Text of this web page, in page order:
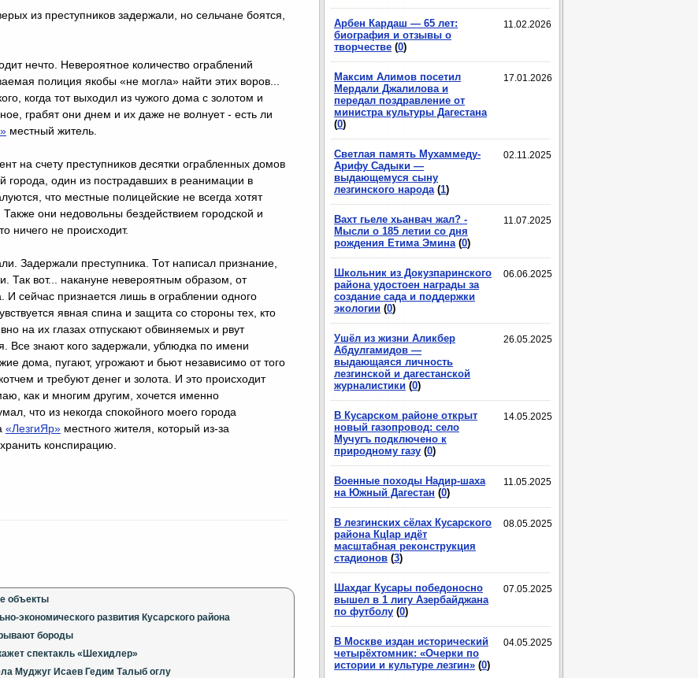
11.02.2026
Арбен Кардаш — 65 лет:
биография и отзывы о
творчестве (0)
17.01.2026
Максим Алимов посетил
Мердали Джалилова и
передал поздравление от
министра культуры Дагестана
(0)
02.11.2025
Светлая память Мухаммеду-
Арифу Садыки —
выдающемуся сыну
лезгинского народа (1)
11.07.2025
Вахт гьеле хьанвач жал? -
Мысли о 185 летии со дня
рождения Етима Эмина (0)
06.06.2025
Школьник из Докузпаринского
района удостоен награды за
создание сада и поддержки
экологии (0)
26.05.2025
Ушёл из жизни Аликбер
Абдулгамидов —
выдающаяся личность
лезгинской и дагестанской
журналистики (0)
14.05.2025
В Кусарском районе открыт
новый газопровод: село
Мучугъ подключено к
природному газу (0)
11.05.2025
Военные походы Надир-шаха
на Южный Дагестан (0)
08.05.2025
В лезгинских сёлах Кусарского
района КцIар идёт
масштабная реконструкция
стадионов (3)
07.05.2025
Шахдаг Кусары победоносно
вышел в 1 лигу Азербайджана
по футболу (0)
04.05.2025
В Москве издан исторический
четырёхтомник: «Очерки по
истории и культуре лезгин» (0)
из преступников задержали, но сельчане боятся,
нечто. Невероятное количество ограблений
полиция якобы «не могла» найти этих воров...
когда тот выходил из чужого дома с золотом и
грабят они днем и их даже не волнует - есть ли
местный житель.
на счету преступников десятки ограбленных домов
города, один из пострадавших в реанимации в
что местные полицейские не всегда хотят
они недовольны бездействием городской и
ничего не происходит.
Задержали преступника. Тот написал признание,
Так вот... накануне невероятным образом, от
И сейчас признается лишь в ограблении одного
явная спина и защита со стороны тех, кто
на их глазах отпускают обвиняемых и рвут
Все знают кого задержали, ублюдка по имени
дома, пугают, угрожают и бьют независимо от того
и требуют денег и золота. И это происходит
как и многим другим, хочется именно
что из некогда спокойного моего города
«ЛезгиЯр» местного жителя, который из-за
конспирацию.
объекты
экономического развития Кусарского района
бороды
спектакль «Шехидлер»
Муджуг Исаев Гедим Талыб оглу